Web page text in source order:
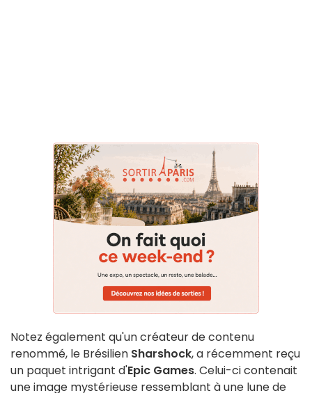
Notez également qu'un créateur de contenu
renommé, le Brésilien Sharshock, a récemment reçu
un paquet intrigant d'Epic Games. Celui-ci contenait
une image mystérieuse ressemblant à une lune de